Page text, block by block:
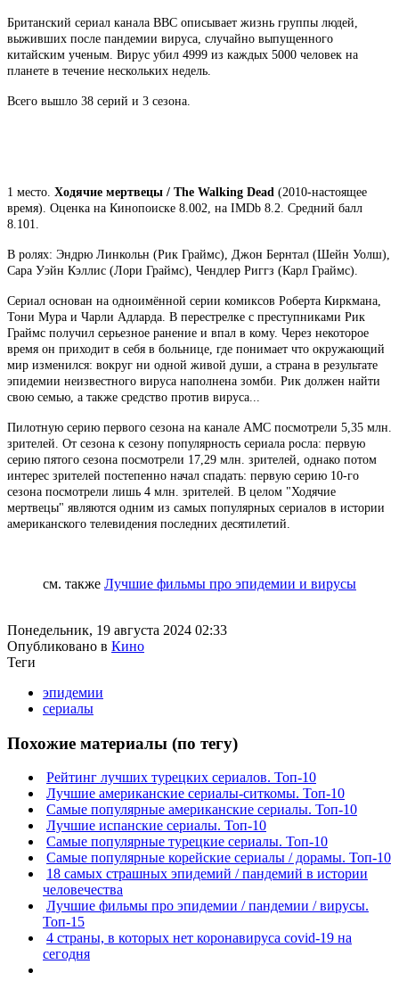
Британский сериал канала BBC описывает жизнь группы людей,
выживших после пандемии вируса, случайно выпущенного
китайским ученым. Вирус убил 4999 из каждых 5000 человек на
планете в течение нескольких недель.
Всего вышло 38 серий и 3 сезона.
1 место. Ходячие мертвецы / The Walking Dead (2010-настоящее
время). Оценка на Кинопоиске 8.002, на IMDb 8.2. Средний балл
8.101.
В ролях: Эндрю Линкольн (Рик Граймс), Джон Бернтал (Шейн Уолш),
Сара Уэйн Кэллис (Лори Граймс), Чендлер Риггз (Карл Граймс).
Сериал основан на одноимённой серии комиксов Роберта Киркмана,
Тони Мура и Чарли Адларда. В перестрелке с преступниками Рик
Граймс получил серьезное ранение и впал в кому. Через некоторое
время он приходит в себя в больнице, где понимает что окружающий
мир изменился: вокруг ни одной живой души, а страна в результате
эпидемии неизвестного вируса наполнена зомби. Рик должен найти
свою семью, а также средство против вируса...
Пилотную серию первого сезона на канале AMC посмотрели 5,35 млн.
зрителей. От сезона к сезону популярность сериала росла: первую
серию пятого сезона посмотрели 17,29 млн. зрителей, однако потом
интерес зрителей постепенно начал спадать: первую серию 10-го
сезона посмотрели лишь 4 млн. зрителей. В целом "Ходячие
мертвецы" являются одним из самых популярных сериалов в истории
американского телевидения последних десятилетий.
см. также Лучшие фильмы про эпидемии и вирусы
Понедельник, 19 августа 2024 02:33
Опубликовано в Кино
Теги
эпидемии
сериалы
Похожие материалы (по тегу)
Рейтинг лучших турецких сериалов. Топ-10
Лучшие американские сериалы-ситкомы. Топ-10
Самые популярные американские сериалы. Топ-10
Лучшие испанские сериалы. Топ-10
Самые популярные турецкие сериалы. Топ-10
Самые популярные корейские сериалы / дорамы. Топ-10
18 самых страшных эпидемий / пандемий в истории
человечества
Лучшие фильмы про эпидемии / пандемии / вирусы.
Топ-15
4 страны, в которых нет коронавируса covid-19 на
сегодня